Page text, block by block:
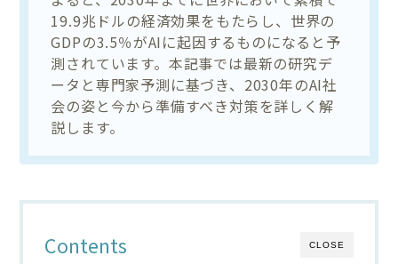
19.9兆ドルの経済効果をもたらし、世界の
GDPの3.5％がAIに起因するものになると予
測されています。本記事では最新の研究デ
ータと専門家予測に基づき、2030年のAI社
会の姿と今から準備すべき対策を詳しく解
説します。
CLOSE
Contents